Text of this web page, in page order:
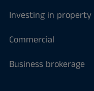
Investing in property
Commercial
Business brokerage